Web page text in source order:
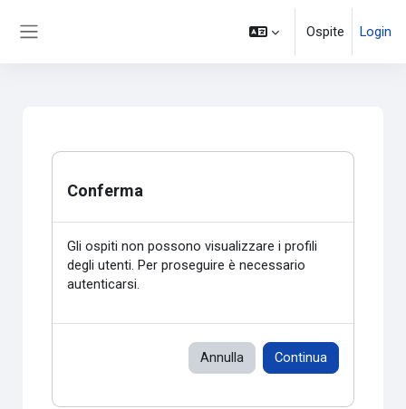
Ospite Login
Conferma
Gli ospiti non possono visualizzare i profili
degli utenti. Per proseguire è necessario
autenticarsi.
Annulla Continua